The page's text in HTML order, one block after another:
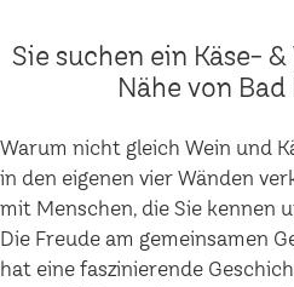
Sie suchen ein Käse-
Nähe von
Warum nicht gleich Wein und
in den eigenen vier Wänden
mit Menschen, die Sie kennen
Die Freude am gemeinsamen
hat eine faszinierende